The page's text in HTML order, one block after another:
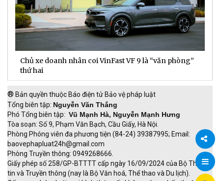
Chia
Chủ xe doanh nhân coi VinFast VF 9 là “văn phòng”
thứ hai
® Bản quyền thuộc Báo điện tử Bảo vệ pháp luật
Tổng biên tập: Nguyễn Văn Thắng
Phó Tổng biên tập: Vũ Mạnh Hà, Nguyễn Mạnh Hưng
Tòa soạn: Số 9, Phạm Văn Bạch, Cầu Giấy, Hà Nội.
Phòng Phóng viên đa phương tiện (84-24) 39387995; Email:
baovephapluat24h@gmail.com
Phòng Truyền thông: 0949268666.
Giấy phép số 258/GP-BTTTT cấp ngày 16/09/2024 của Bộ Thông
tin và Truyền thông (nay là Bộ Văn hoá, Thể thao và Du lịch).